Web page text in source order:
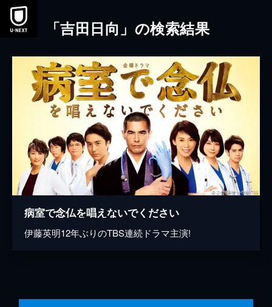
本文へスキップ
「吉田日向」の検索結果
病室で念仏を唱えないでください
伊藤英明12年ぶりのTBS連続ドラマ主演!